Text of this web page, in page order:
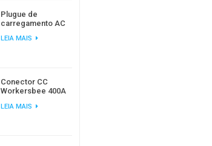
Plugue de
carregamento AC
Gen1.0 NACS para
de trabalho
LEIA MAIS
Conector CC
Workersbee 400A
resfriamento
LEIA MAIS